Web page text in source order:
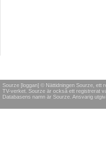
Sourze [loggan] © Nättidningen Sourze, ett
TV-verket. Sourze är också ett registrerat
Databasens namn är Sourze. Ansvarig